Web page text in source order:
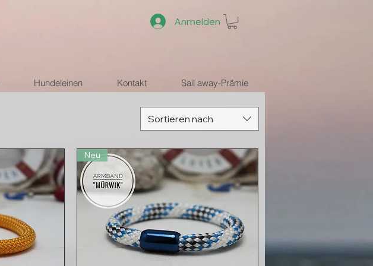
Anmelden
Hundeleinen Kontakt Sail away-Prämie
Sortieren nach
Neu